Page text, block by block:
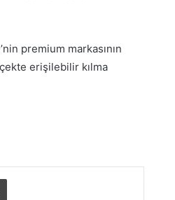
premium markasının
erişilebilir kılma
Yazdır